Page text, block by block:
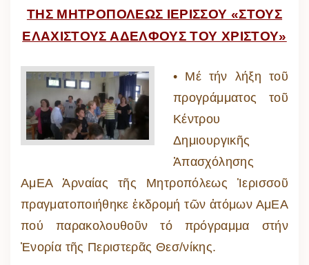
ΤΗΣ ΜΗΤΡΟΠΟΛΕΩΣ ΙΕΡΙΣΣΟΥ «ΣΤΟΥΣ
ΕΛΑΧΙΣΤΟΥΣ ΑΔΕΛΦΟΥΣ ΤΟΥ ΧΡΙΣΤΟΥ»
• Μέ τήν λήξη τοῦ
προγράμματος τοῦ
Κέντρου
Δημιουργικῆς
Ἀπασχόλησης
ΑμΕΑ Ἀρναίας τῆς Μητροπόλεως Ἱερισσοῦ
πραγματοποιήθηκε ἐκδρομή τῶν ἀτόμων ΑμΕΑ
πού παρακολουθοῦν τό πρόγραμμα στήν
Ἐνορία τῆς Περιστερᾶς Θεσ/νίκης.